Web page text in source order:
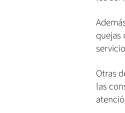
quejas
Otras
las